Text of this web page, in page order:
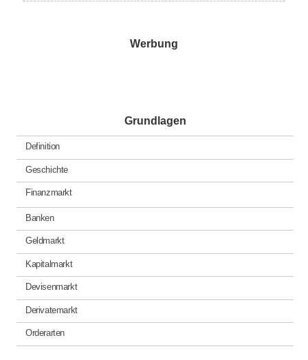
Werbung
Grundlagen
Definition
Geschichte
Finanzmarkt
Banken
Geldmarkt
Kapitalmarkt
Devisenmarkt
Derivatemarkt
Orderarten